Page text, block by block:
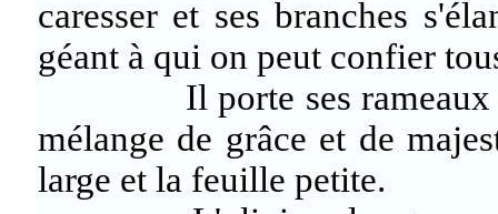
caresser et ses branches
géant à qui on peut confier
Il porte ses rameaux et
mélange de grâce et de
large et la feuille petite.